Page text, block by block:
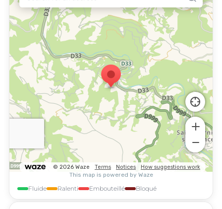
Fluide Ralenti Embouteillé Bloqué